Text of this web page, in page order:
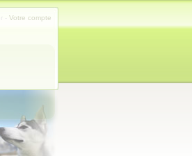
Votre compte